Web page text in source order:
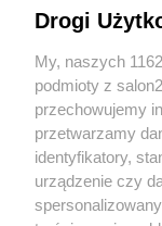
Sport
Kultura
Drogi
My, naszych
podmioty z
przechowujemy
przetwarzamy
identyfikatory,
urządzenie czy